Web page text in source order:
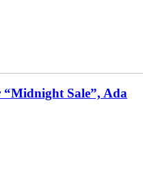
Sale”, Ada